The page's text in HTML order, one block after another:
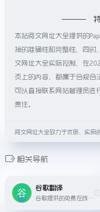
本站阅文网址大全提供的
接的准确性和完整性，同时
文网址大全实际控制，在
页上的内容，都属于合规合
可以直接联系网站管理员进
责任。
阅文网址大全致力于优质、实用
相关导航
谷歌翻译
谷歌提供的免费在线翻译服务，支持多种语言间的即时翻译，包括文本、网页、文档和语音输入。